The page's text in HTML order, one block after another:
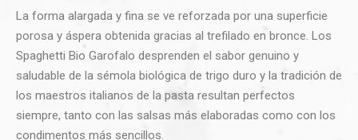
La forma alargada y fina se ve reforzada por una superficie
porosa y áspera obtenida gracias al trefilado en bronce. Los
Spaghetti Bio Garofalo desprenden el sabor genuino y
saludable de la sémola biológica de trigo duro y la tradición de
los maestros italianos de la pasta resultan perfectos
siempre, tanto con las salsas más elaboradas como con los
condimentos más sencillos.